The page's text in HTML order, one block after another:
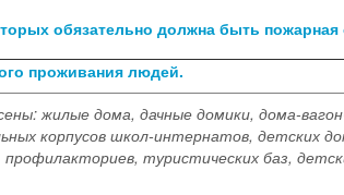
обязательно должна быть пожарная
проживания людей.
жилые дома, дачные домики, дома-
корпусов школ-интернатов, детских
туристических баз,